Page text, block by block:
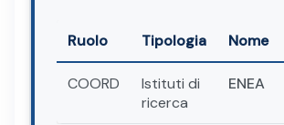
Ruolo Tipologia Nome
COORD
Istituti di
ricerca
ENEA